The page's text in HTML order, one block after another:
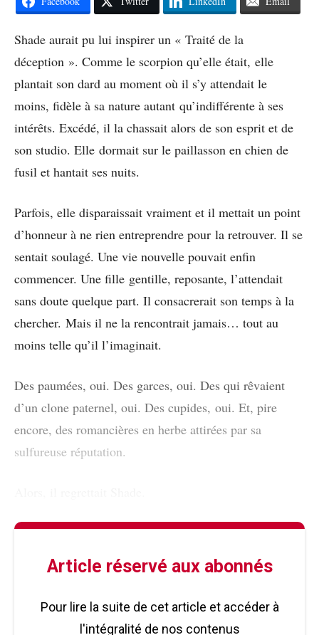
Shade aurait pu lui inspirer un « Traité de la
déception ». Comme le scorpion qu’elle était, elle
plantait son dard au moment où il s’y attendait le
moins, fidèle à sa nature autant qu’indifférente à ses
intérêts. Excédé, il la chassait alors de son esprit et de
son studio. Elle dormait sur le paillasson en chien de
fusil et hantait ses nuits.
Parfois, elle disparaissait vraiment et il mettait un point
d’honneur à ne rien entreprendre pour la retrouver. Il se
sentait soulagé. Une vie nouvelle pouvait enfin
commencer. Une fille gentille, reposante, l’attendait
sans doute quelque part. Il consacrerait son temps à la
chercher. Mais il ne la rencontrait jamais… tout au
moins telle qu’il l’imaginait.
Des paumées, oui. Des garces, oui. Des qui rêvaient
d’un clone paternel, oui. Des cupides, oui. Et, pire
encore, des romancières en herbe attirées par sa
sulfureuse réputation.
Article réservé aux abonnés
Pour lire la suite de cet article et accéder à
l'intégralité de nos contenus